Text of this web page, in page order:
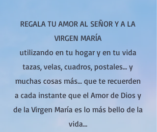
REGALA TU AMOR AL SEÑOR Y A LA
VIRGEN MARÍA
utilizando en tu hogar y en tu vida
tazas, velas, cuadros, postales... y
muchas cosas más... que te recuerden
a cada instante que el Amor de Dios y
de la Virgen María es lo más bello de la
vida...